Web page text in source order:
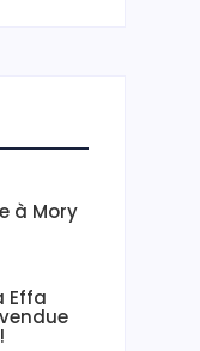
à Mory
Effa